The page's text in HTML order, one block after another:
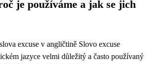
je používáme a jak se jich
excuse v angličtině Slovo excuse
jazyce velmi důležitý a často používaný